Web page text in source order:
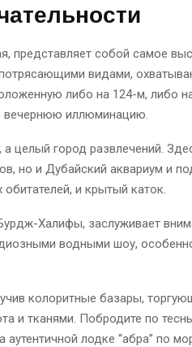
представляет собой самое
видами,
либо на 124-м, либо
вечернюю иллюминацию.
целый город развлечений.
но и Дубайский аквариум и
и крытый каток.
Халифы, заслуживает
водными шоу,
колоритные базары,
и тканями. Побродите по
лодке “абра” по